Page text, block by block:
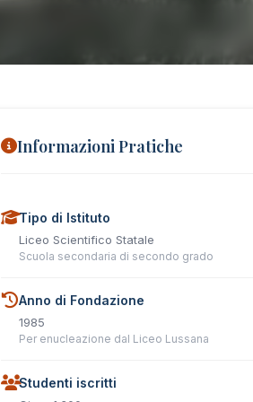
Informazioni Pratiche
Tipo di Istituto
Liceo Scientifico Statale
Scuola secondaria di secondo grado
Anno di Fondazione
1985
Per enucleazione dal Liceo Lussana
Studenti iscritti